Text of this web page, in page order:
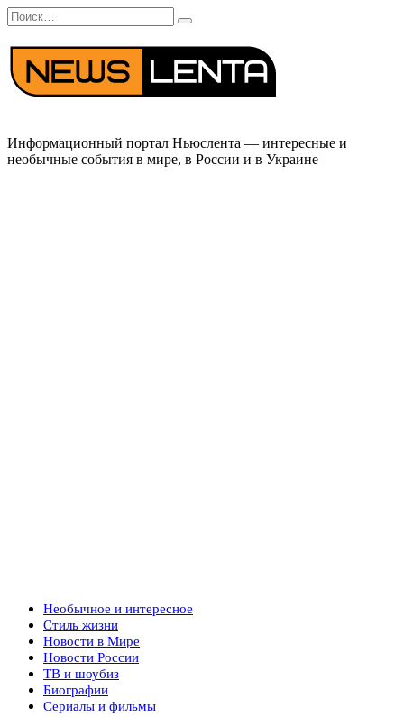
Перейти
к
содержанию
Search
for:
Информационный портал Ньюслента — интересные и
необычные события в мире, в России и в Украине
Необычное и интересное
Стиль жизни
Новости в Мире
Новости России
ТВ и шоубиз
Биографии
Сериалы и фильмы